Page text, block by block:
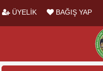
ÜYELİK BAĞIŞ YAP